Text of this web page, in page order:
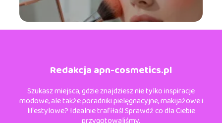
Redakcja apn-cosmetics.pl
Szukasz miejsca, gdzie znajdziesz nie tylko inspiracje
modowe, ale także poradniki pielęgnacyjne, makijażowe i
lifestylowe? Idealnie trafiłaś! Sprawdź co dla Ciebie